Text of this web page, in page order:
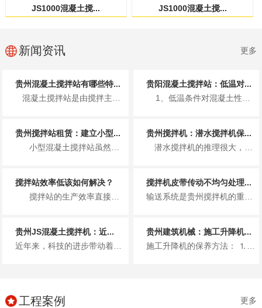
JS1000混凝土搅... JS1000混凝土搅...
新闻资讯 更多
贵州混凝土搅拌站有哪些特...
混凝土搅拌站是由搅拌主机、物料称量系统、物料输送系统、物料贮存系统、控制系统五大组成系统和其他...
贵阳混凝土搅拌站：低温对...
1、低温条件对混凝土性能的影响 （1）低温条件对混凝土早期...
贵州搅拌站租赁：建立小型...
小型混凝土搅拌站虽然占地面积不大，生产效率也不是十分高，但是在建立小型混凝土搅...
贵州搅拌机：潜水搅拌机保...
潜水搅拌机的推理很大，使用寿命也长，从而主要被用于污水处理厂这一方面，但是质量再好的搅拌机也需要做好定期的维修保养工作...
搅拌站效率低该如何解决？
搅拌站的生产效率直接决定了单位时间内，混凝土的生产量。同样的时间内，生产的混凝...
搅拌机皮带传动不均匀处理...
输送系统是贵州搅拌机的重要组成部分。如果传送带输送的骨料不均匀，则称骨料体积积聚在传送带上，导致传送带松动或传送带上的聚...
贵州JS混凝土搅拌机：近...
近年来，科技的进步带动着国内的混凝土搅拌机行业的突飞猛进的发展，在改政策之前，我国建设工地的混凝土大都是现场搅拌，使用的...
贵州建筑机械：施工升降机...
施工升降机的保养方法： ⒈每月保养 升降台保养时人员进入升降台内部工作，须吊住升降机防止升降台突然下降而导致人员伤亡...
工程案例 更多